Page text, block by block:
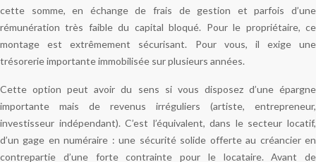
cette somme, en échange de frais de gestion et parfois d’une
rémunération très faible du capital bloqué. Pour le propriétaire, ce
montage est extrêmement sécurisant. Pour vous, il exige une
trésorerie importante immobilisée sur plusieurs années.
Cette option peut avoir du sens si vous disposez d’une épargne
importante mais de revenus irréguliers (artiste, entrepreneur,
investisseur indépendant). C’est l’équivalent, dans le secteur locatif,
d’un gage en numéraire : une sécurité solide offerte au créancier en
contrepartie d’une forte contrainte pour le locataire. Avant de